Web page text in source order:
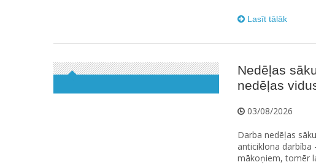
Lasīt tālāk
Nedēļas
nedēļas
03/08/2026
Darba nedēļas
anticiklona darbība
mākoņiem, tomēr